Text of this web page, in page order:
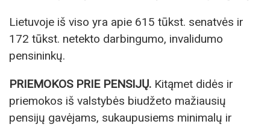
Lietuvoje iš viso yra apie 615 tūkst. senatvės ir
172 tūkst. netekto darbingumo, invalidumo
pensininkų.
PRIEMOKOS PRIE PENSIJŲ. Kitąmet didės ir
priemokos iš valstybės biudžeto mažiausių
pensijų gavėjams, sukaupusiems minimalų ir